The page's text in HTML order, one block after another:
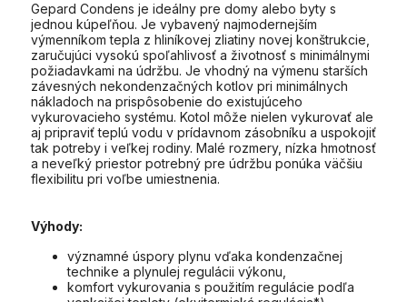
Gepard Condens je ideálny pre domy alebo byty s
jednou kúpeľňou. Je vybavený najmodernejším
výmenníkom tepla z hliníkovej zliatiny novej konštrukcie,
zaručujúci vysokú spoľahlivosť a životnosť s minimálnymi
požiadavkami na údržbu. Je vhodný na výmenu starších
závesných nekondenzačných kotlov pri minimálnych
nákladoch na prispôsobenie do existujúceho
vykurovacieho systému. Kotol môže nielen vykurovať ale
aj pripraviť teplú vodu v prídavnom zásobníku a uspokojiť
tak potreby i veľkej rodiny. Malé rozmery, nízka hmotnosť
a neveľký priestor potrebný pre údržbu ponúka väčšiu
flexibilitu pri voľbe umiestnenia.
Výhody:
významné úspory plynu vďaka kondenzačnej
technike a plynulej regulácii výkonu,
komfort vykurovania s použitím regulácie podľa